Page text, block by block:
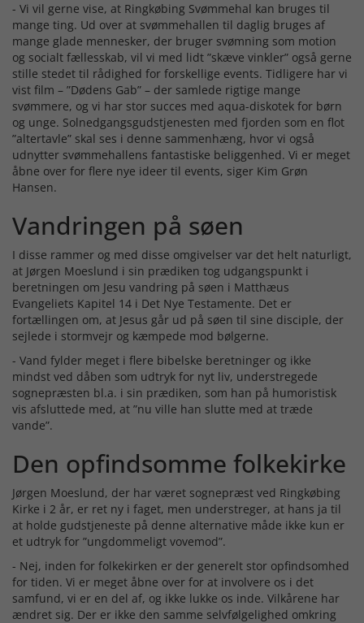
- Vi vil gerne vise, at Ringkøbing Svømmehal kan bruges til
mange ting. Ud over at svømmehallen til daglig bruges af
mange glade mennesker, der bruger svømning som motion
og socialt fællesskab, vil vi med lidt ”skæve vinkler” også gerne
stille stedet til rådighed for forskellige events. Tidligere har vi
vist film – ”Dødens Gab” – der samlede rigtige mange
svømmere, og vi har stor succes med aqua-diskotek for børn
og unge. Solnedgangsgudstjenesten med fjorden som en flot
”altertavle” skal ses i denne sammenhæng, hvor vi også
udnytter svømmehallens fantastiske beliggenhed. Vi er meget
åbne over for flere nye ideer til events, siger Kim Grøn
Hansen.
Vandringen på søen
I disse rammer og med disse omgivelser var det helt naturligt,
at Jørgen Moeslund i sin prædiken tog udgangspunkt i
beretningen om Jesu vandring på søen i Matthæus
Evangeliets Kapitel 14 i Det Nye Testamente. Det er
fortællingen om, at Jesus går ud på søen til sine disciple, der
sejlede i stormvejr og kæmpede mod bølgerne.
- Vand fylder meget i flere bibelske beretninger og ikke
mindst ved dåben som udtryk for nyt liv, understregede
sognepræsten bl.a. i sin prædiken, som han på humoristisk
vis afsluttede med, at ”nu ville han slutte med at træde
vande”.
Den opfindsomme folkekirke
Jørgen Moeslund, der har været sognepræst ved Ringkøbing
Kirke i 2 år, er ret ny i faget, men understreger, at hans ja til
at holde gudstjeneste på denne alternative måde ikke kun er
et udtryk for ”ungdommeligt vovemod”.
- Nej, inden for folkekirken er der generelt stor opfindsomhed
for tiden. Vi er meget åbne over for at involvere os i det
samfund, vi er en del af, og ikke lukke os inde. Vilkårene har
ændret sig. Der er ikke den samme selvfølgelighed omkring